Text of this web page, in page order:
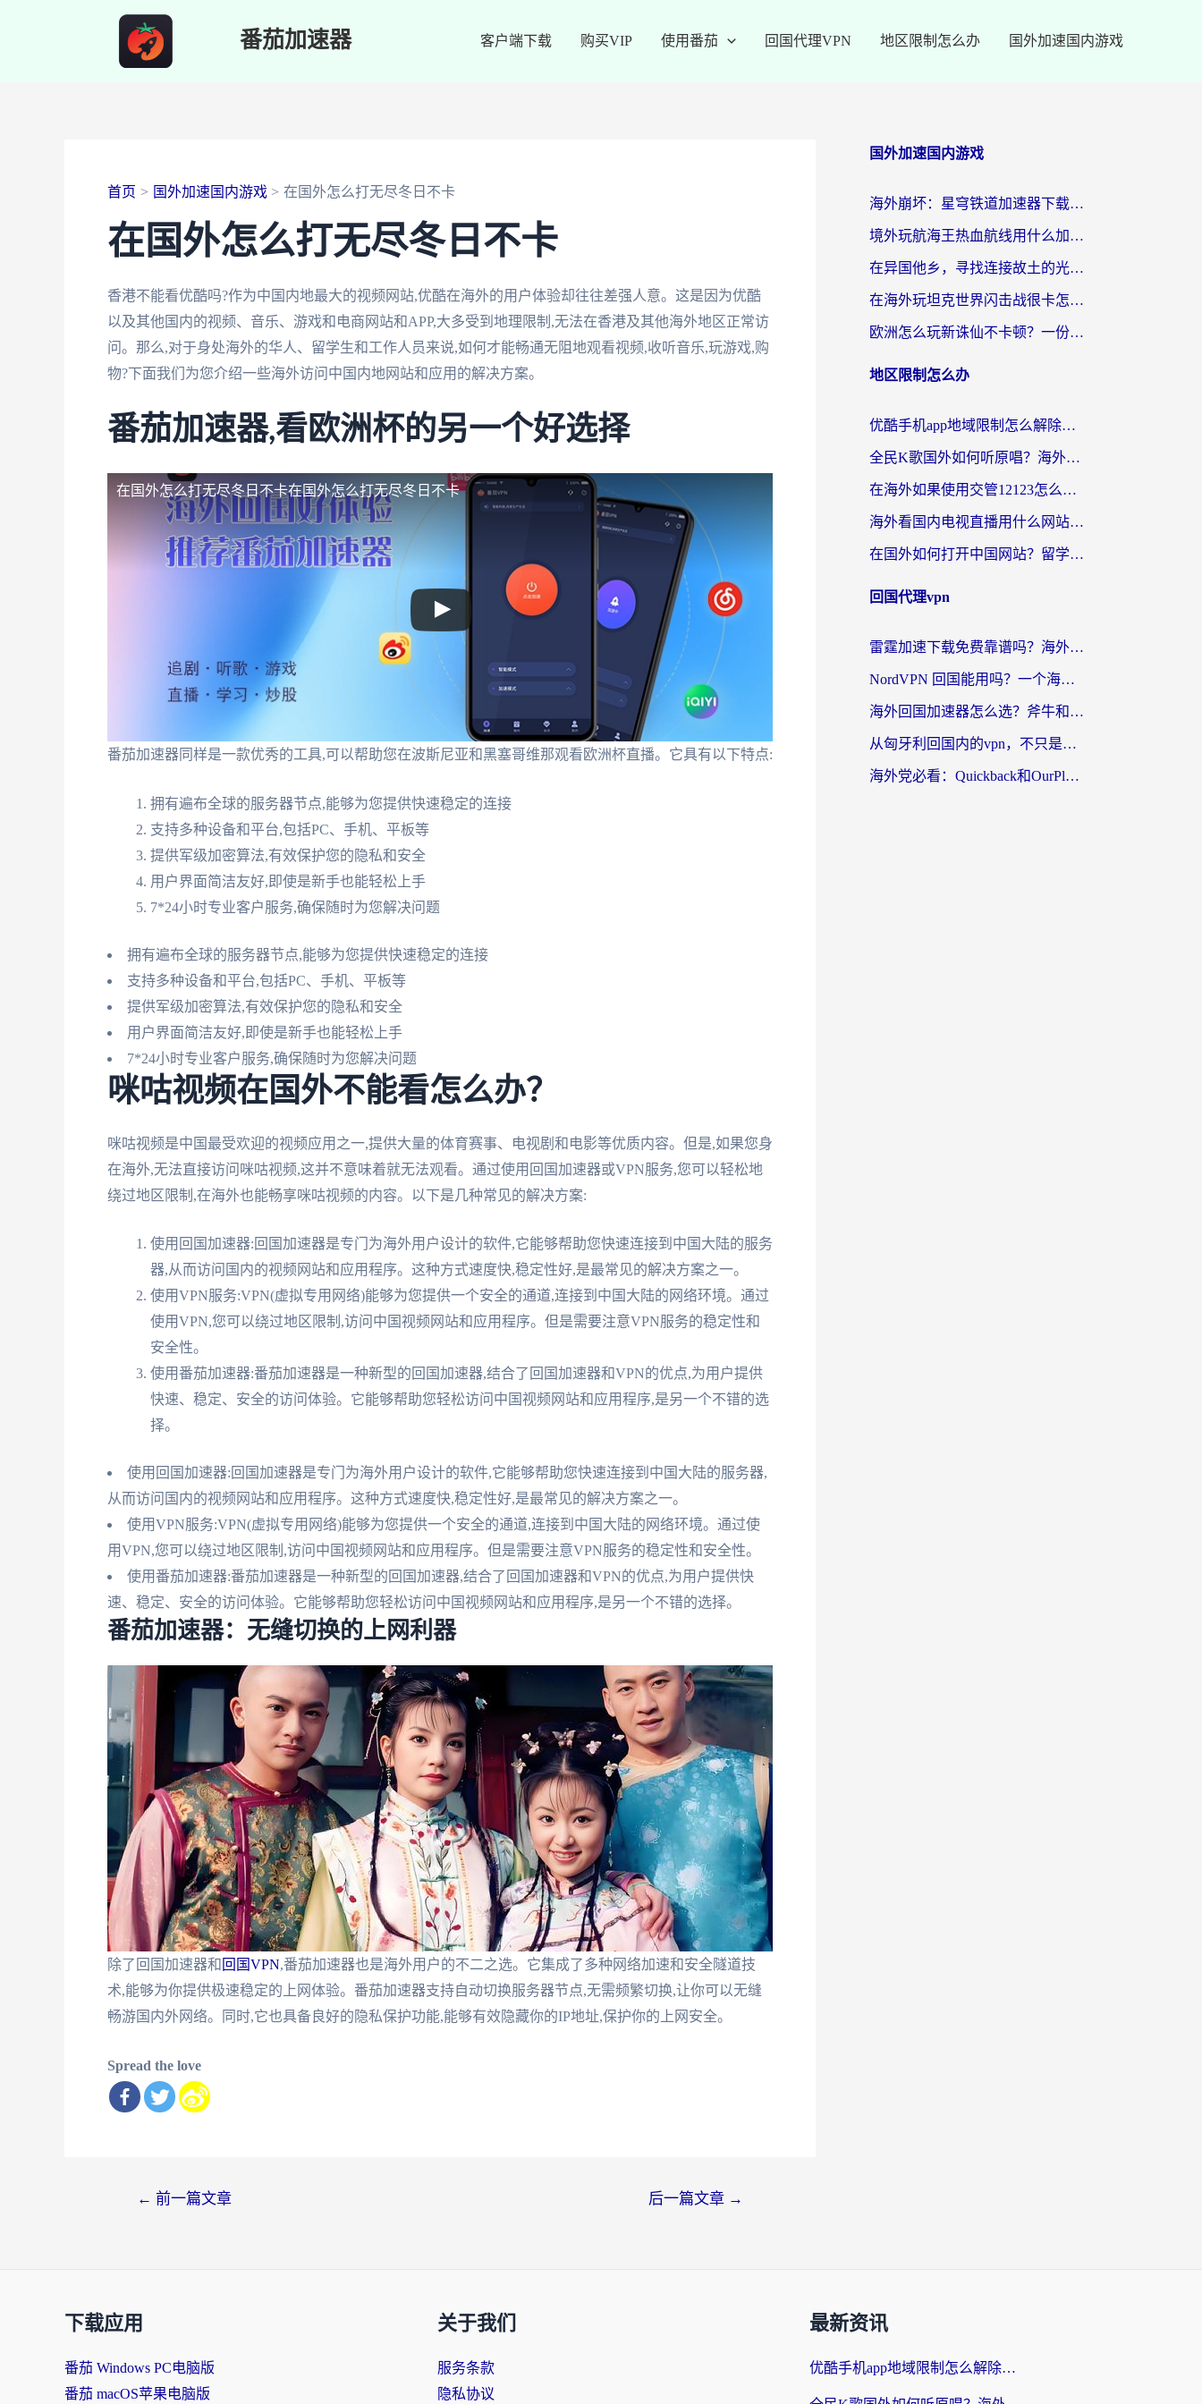
番茄加速器 客户端下载 购买VIP 使用番茄 回国代理VPN 地区限制怎么办 国外加速国内游戏
首页 国外加速国内游戏 在国外怎么打无尽冬日不卡
在国外怎么打无尽冬日不卡
香港不能看优酷吗?作为中国内地最大的视频网站,优酷在海外的用户体验却往往差强人意。这是因为优酷
以及其他国内的视频、音乐、游戏和电商网站和APP,大多受到地理限制,无法在香港及其他海外地区正常访
问。那么,对于身处海外的华人、留学生和工作人员来说,如何才能畅通无阻地观看视频,收听音乐,玩游戏,购
物?下面我们为您介绍一些海外访问中国内地网站和应用的解决方案。
番茄加速器,看欧洲杯的另一个好选择
在国外怎么打无尽冬日不卡在国外怎么打无尽冬日不卡
番茄加速器同样是一款优秀的工具,可以帮助您在波斯尼亚和黑塞哥维那观看欧洲杯直播。它具有以下特点:
拥有遍布全球的服务器节点,能够为您提供快速稳定的连接
支持多种设备和平台,包括PC、手机、平板等
提供军级加密算法,有效保护您的隐私和安全
用户界面简洁友好,即使是新手也能轻松上手
7*24小时专业客户服务,确保随时为您解决问题
拥有遍布全球的服务器节点,能够为您提供快速稳定的连接
支持多种设备和平台,包括PC、手机、平板等
提供军级加密算法,有效保护您的隐私和安全
用户界面简洁友好,即使是新手也能轻松上手
7*24小时专业客户服务,确保随时为您解决问题
咪咕视频在国外不能看怎么办？
咪咕视频是中国最受欢迎的视频应用之一,提供大量的体育赛事、电视剧和电影等优质内容。但是,如果您身
在海外,无法直接访问咪咕视频,这并不意味着就无法观看。通过使用回国加速器或VPN服务,您可以轻松地
绕过地区限制,在海外也能畅享咪咕视频的内容。以下是几种常见的解决方案:
使用回国加速器:回国加速器是专门为海外用户设计的软件,它能够帮助您快速连接到中国大陆的服务
器,从而访问国内的视频网站和应用程序。这种方式速度快,稳定性好,是最常见的解决方案之一。
使用VPN服务:VPN(虚拟专用网络)能够为您提供一个安全的通道,连接到中国大陆的网络环境。通过
使用VPN,您可以绕过地区限制,访问中国视频网站和应用程序。但是需要注意VPN服务的稳定性和
安全性。
使用番茄加速器:番茄加速器是一种新型的回国加速器,结合了回国加速器和VPN的优点,为用户提供
快速、稳定、安全的访问体验。它能够帮助您轻松访问中国视频网站和应用程序,是另一个不错的选
择。
使用回国加速器:回国加速器是专门为海外用户设计的软件,它能够帮助您快速连接到中国大陆的服务器,
从而访问国内的视频网站和应用程序。这种方式速度快,稳定性好,是最常见的解决方案之一。
使用VPN服务:VPN(虚拟专用网络)能够为您提供一个安全的通道,连接到中国大陆的网络环境。通过使
用VPN,您可以绕过地区限制,访问中国视频网站和应用程序。但是需要注意VPN服务的稳定性和安全性。
使用番茄加速器:番茄加速器是一种新型的回国加速器,结合了回国加速器和VPN的优点,为用户提供快
速、稳定、安全的访问体验。它能够帮助您轻松访问中国视频网站和应用程序,是另一个不错的选择。
番茄加速器：无缝切换的上网利器
除了回国加速器和 回国VPN,番茄加速器也是海外用户的不二之选。它集成了多种网络加速和安全隧道技
术,能够为你提供极速稳定的上网体验。番茄加速器支持自动切换服务器节点,无需频繁切换,让你可以无缝
畅游国内外网络。同时,它也具备良好的隐私保护功能,能够有效隐藏你的IP地址,保护你的上网安全。
Spread the love
← 前一篇文章 后一篇文章 →
国外加速国内游戏
海外崩坏：星穹铁道加速器下载安装：一份给游子的终极网络指南
境外玩航海王热血航线用什么加速器？2026海外玩家实测最优方案（附欧洲问道堡垒前线加速技巧）
在异国他乡，寻找连接故土的光明大陆免费加速器
在海外玩坦克世界闪击战很卡怎么办？老玩家亲测有效的加速器选择指南
欧洲怎么玩新诛仙不卡顿？一份给海外游子的国服游戏畅玩指南
地区限制怎么办
优酷手机app地域限制怎么解除？海外党亲测有效的追剧方案
全民K歌国外如何听原唱？海外党亲测有效的回国加速器选择指南
在海外如果使用交管12123怎么处理？留学生亲测有效的回国加速方案
海外看国内电视直播用什么网站比较好？一篇解决你所有追剧难题的实用指南
在国外如何打开中国网站？留学生与海外华人的无缝访问指南
回国代理vpn
雷霆加速下载免费靠谱吗？海外党选回国加速器的避坑指南（附热门工具对比）
NordVPN 回国能用吗？一个海外用户必须面对的真实困境
海外回国加速器怎么选？斧牛和海龟哪个好？一篇帮你避开坑的实用指南
从匈牙利回国内的vpn，不只是为了刷剧那么简单
海外党必看：Quickback和OurPlay好用吗？3分钟选对回国加速器，无缝刷剧玩游戏
下载应用
番茄 Windows PC电脑版
番茄 macOS苹果电脑版
关于我们
服务条款
隐私协议
最新资讯
优酷手机app地域限制怎么解除？海外党亲测有效的追剧方案